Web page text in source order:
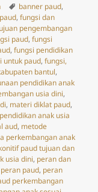
Tags
banner paud,
,fungsi dan
pengembangan
paud,fungsi
,fungsi pendidikan
untuk paud,fungsi,
bantul,
pendidikan anak
usia dini,
, materi diklat paud,
anak usia
aud, metode
perkembangan anak
paud tujuan dan
usia dini, peran dan
peran paud, peran
perkembangan